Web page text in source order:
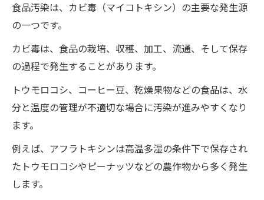
食品汚染は、カビ毒（マイコトキシン）の主要な発生源
の一つです。
カビ毒は、食品の栽培、収穫、加工、流通、そして保存
の過程で発生することがあります。
トウモロコシ、コーヒー豆、乾燥果物などの食品は、水
分と温度の管理が不適切な場合に汚染が進みやすくなり
ます。
例えば、アフラトキシンは高温多湿の条件下で保存され
たトウモロコシやピーナッツなどの農作物から多く発生
します。